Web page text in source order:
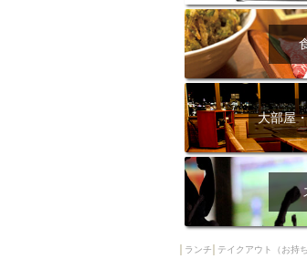
大部屋
ランチ テイクアウト（お持ち